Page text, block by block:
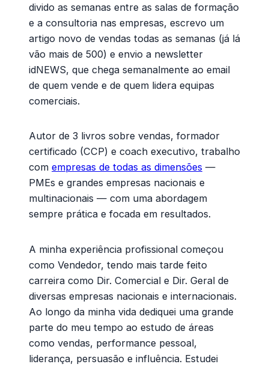
divido as semanas entre as salas de formação
e a consultoria nas empresas, escrevo um
artigo novo de vendas todas as semanas (já lá
vão mais de 500) e envio a newsletter
idNEWS, que chega semanalmente ao email
de quem vende e de quem lidera equipas
comerciais.
Autor de 3 livros sobre vendas, formador
certificado (CCP) e coach executivo, trabalho
com empresas de todas as dimensões —
PMEs e grandes empresas nacionais e
multinacionais — com uma abordagem
sempre prática e focada em resultados.
A minha experiência profissional começou
como Vendedor, tendo mais tarde feito
carreira como Dir. Comercial e Dir. Geral de
diversas empresas nacionais e internacionais.
Ao longo da minha vida dediquei uma grande
parte do meu tempo ao estudo de áreas
como vendas, performance pessoal,
liderança, persuasão e influência. Estudei